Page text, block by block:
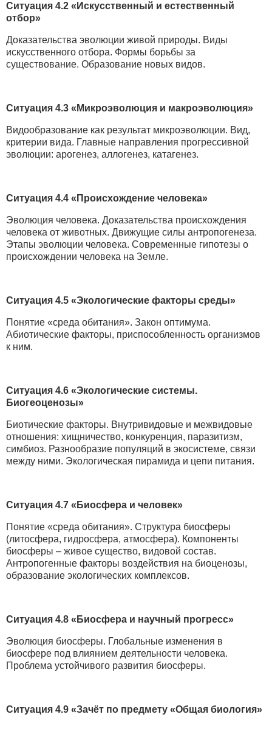
Ситуация 4.2 «Искусственный и естественный
отбор»
Доказательства эволюции живой природы. Виды
искусственного отбора. Формы борьбы за
существование. Образование новых видов.
Ситуация 4.3 «Микроэволюция и макроэволюция»
Видообразование как результат микроэволюции. Вид,
критерии вида. Главные направления прогрессивной
эволюции: арогенез, аллогенез, катагенез.
Ситуация 4.4 «Происхождение человека»
Эволюция человека. Доказательства происхождения
человека от животных. Движущие силы антропогенеза.
Этапы эволюции человека. Современные гипотезы о
происхождении человека на Земле.
Ситуация 4.5 «Экологические факторы среды»
Понятие «среда обитания». Закон оптимума.
Абиотические факторы, приспособленность организмов
к ним.
Ситуация 4.6 «Экологические системы.
Биогеоценозы»
Биотические факторы. Внутривидовые и межвидовые
отношения: хищничество, конкуренция, паразитизм,
симбиоз. Разнообразие популяций в экосистеме, связи
между ними. Экологическая пирамида и цепи питания.
Ситуация 4.7 «Биосфера и человек»
Понятие «среда обитания». Структура биосферы
(литосфера, гидросфера, атмосфера). Компоненты
биосферы – живое существо, видовой состав.
Антропогенные факторы воздействия на биоценозы,
образование экологических комплексов.
Ситуация 4.8 «Биосфера и научный прогресс»
Эволюция биосферы. Глобальные изменения в
биосфере под влиянием деятельности человека.
Проблема устойчивого развития биосферы.
Ситуация 4.9 «Зачёт по предмету «Общая биология»